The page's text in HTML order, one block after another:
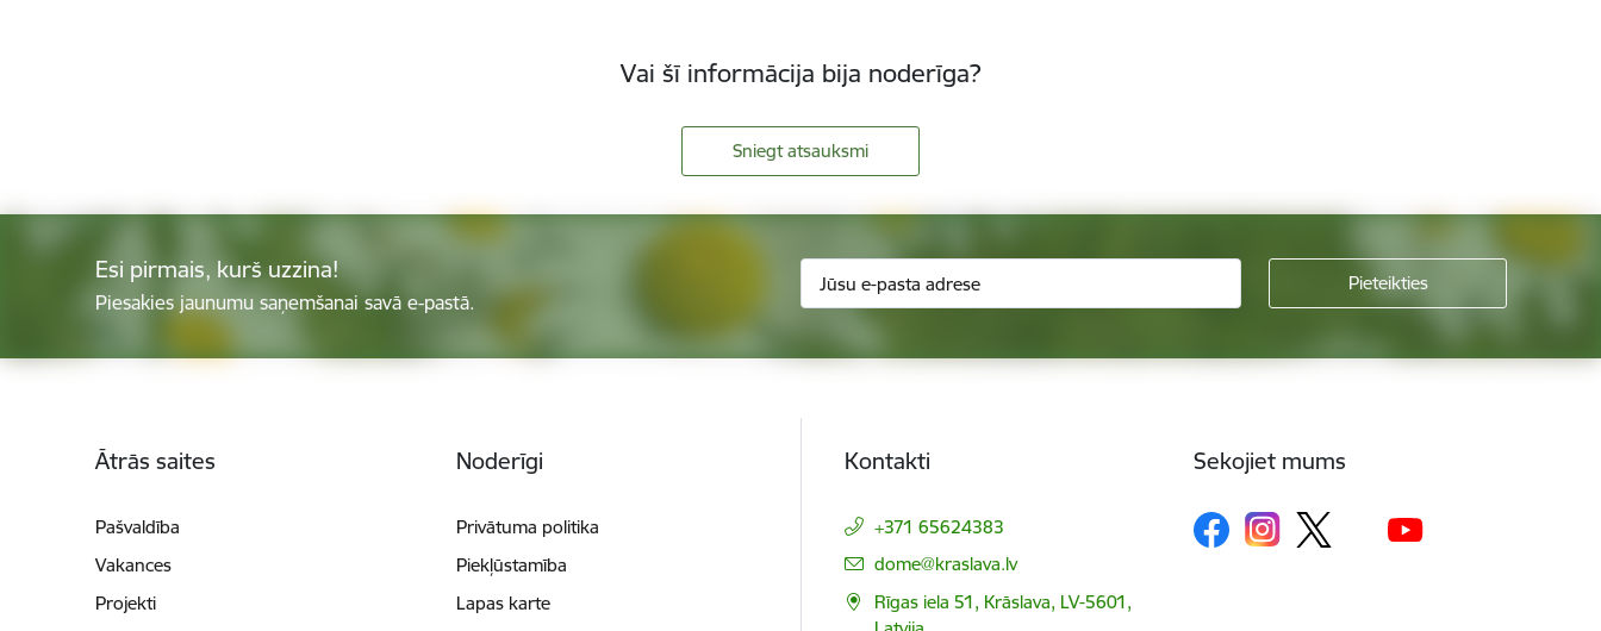
Vai šī informācija bija noderīga?
Sniegt atsauksmi
Esi pirmais, kurš uzzina!
Piesakies jaunumu saņemšanai savā e-pastā.
Ātrās saites
Pašvaldība
Vakances
Projekti
Noderīgi
Privātuma politika
Piekļūstamība
Lapas karte
Kontakti
+371 65624383
E-pasts:
dome@kraslava.lv
Rīgas iela 51, Krāslava, LV-5601,
Sekojiet mums